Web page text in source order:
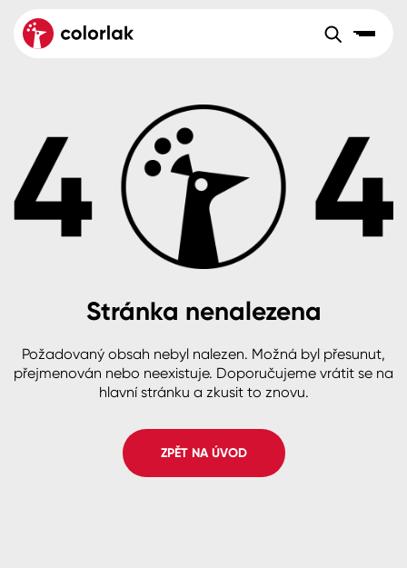
Velkoobchod Sortiment
Aktuality
Reference
O společnosti
B2B +420 800 145 555Po – Pá: 8:00–15:00
Česko
Slovensko Polsko Worldwide
Dřevo
Beton, asfalt, minerální podklady
Plast, sklo, keramika
Stěny
Fasády
Spreje
Colorlak Dekor
Colorlak Profi
Colorlak Pta
Stránka nenalezena
Požadovaný obsah nebyl nalezen. Možná byl přesunut,
přejmenován nebo neexistuje. Doporučujeme vrátit se na
hlavní stránku a zkusit to znovu.
ZPĚT NA ÚVOD